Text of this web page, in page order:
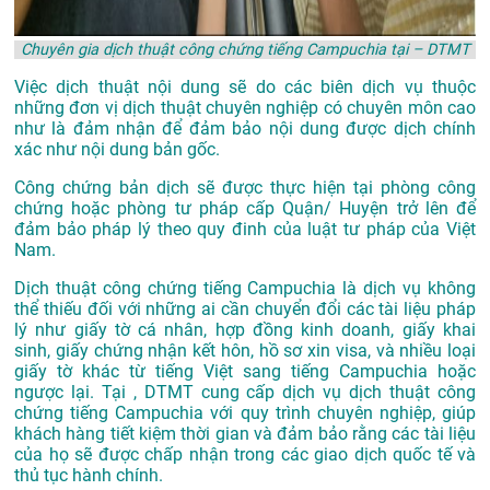
Chuyên gia dịch thuật công chứng tiếng Campuchia tại – DTMT
Việc dịch thuật nội dung sẽ do các biên dịch vụ thuộc
những đơn vị dịch thuật chuyên nghiệp có chuyên môn cao
như là đảm nhận để đảm bảo nội dung được dịch chính
xác như nội dung bản gốc.
Công chứng bản dịch sẽ được thực hiện tại phòng công
chứng hoặc phòng tư pháp cấp Quận/ Huyện trở lên để
đảm bảo pháp lý theo quy đinh của luật tư pháp của Việt
Nam.
Dịch thuật công chứng tiếng Campuchia là dịch vụ không
thể thiếu đối với những ai cần chuyển đổi các tài liệu pháp
lý như giấy tờ cá nhân, hợp đồng kinh doanh, giấy khai
sinh, giấy chứng nhận kết hôn, hồ sơ xin visa, và nhiều loại
giấy tờ khác từ tiếng Việt sang tiếng Campuchia hoặc
ngược lại. Tại , DTMT cung cấp dịch vụ dịch thuật công
chứng tiếng Campuchia với quy trình chuyên nghiệp, giúp
khách hàng tiết kiệm thời gian và đảm bảo rằng các tài liệu
của họ sẽ được chấp nhận trong các giao dịch quốc tế và
thủ tục hành chính.